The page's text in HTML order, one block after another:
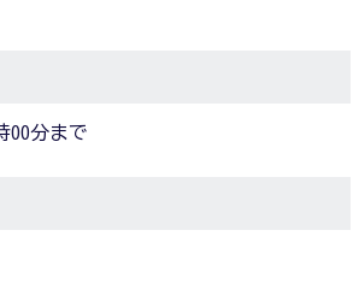
00分まで